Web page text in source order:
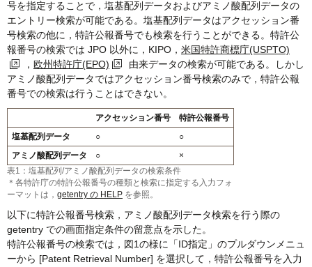
号を指定することで，塩基配列データおよびアミノ酸配列データの
エントリー検索が可能である。塩基配列データはアクセッション番
号検索の他に，特許公報番号でも検索を行うことができる。特許公
報番号の検索では JPO 以外に，KIPO， 米国特許商標庁(USPTO)
， 欧州特許庁(EPO)
由来データの検索が可能である。しかし
アミノ酸配列データではアクセッション番号検索のみで，特許公報
番号での検索は行うことはできない。
表1：塩基配列/アミノ酸配列データの検索条件
＊各特許庁の特許公報番号の種類と検索に指定する入力フォ
ーマットは， getentry の HELP を参照。
アクセッション番号
特許公報番号
塩基配列データ
○
○
アミノ酸配列データ
○ ×
以下に特許公報番号検索，アミノ酸配列データ検索を行う際の
getentry での画面指定条件の留意点を示した。
特許公報番号の検索では，図1の様に「ID指定」のプルダウンメニュ
ーから [Patent Retrieval Number] を選択して，特許公報番号を入力